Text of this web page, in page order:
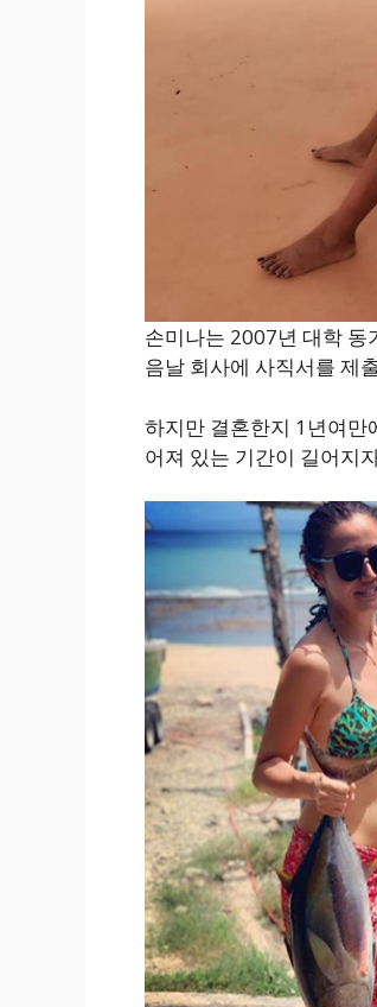
손미나는 2007년 대학 동
음날 회사에 사직서를 제
하지만 결혼한지 1년여만
어져 있는 기간이 길어지